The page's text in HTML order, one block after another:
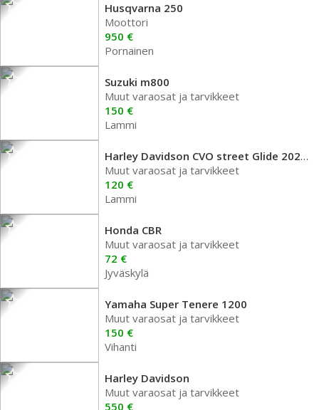
Husqvarna 250
Moottori
950 €
Pornainen
Suzuki m800
Muut varaosat ja tarvikkeet
150 €
Lammi
Harley Davidson CVO street Glide 2025 v
Muut varaosat ja tarvikkeet
120 €
Lammi
Honda CBR
Muut varaosat ja tarvikkeet
72 €
Jyväskylä
Yamaha Super Tenere 1200
Muut varaosat ja tarvikkeet
150 €
Vihanti
Harley Davidson
Muut varaosat ja tarvikkeet
550 €